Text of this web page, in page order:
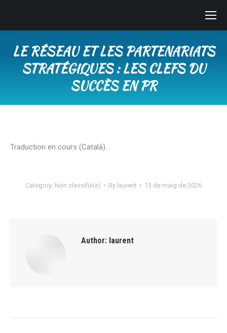
LE RÉSEAU ET LES PARTENARIATS
STRATÉGIQUES : LES CLEFS DU
SUCCÈS EN PR
Traduction en cours (Català)…
Category: Non classifié(e) By laurent 13 de maig de 2026
Author: laurent